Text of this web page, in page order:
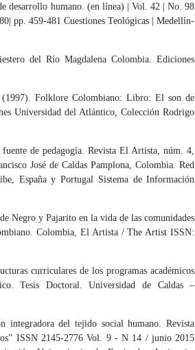
desarrollo humano. (en línea) | Vol. 42 | No. 98
pp. 459-481 Cuestiones Teológicas | Medellín-
del Río Magdalena Colombia. Ediciones
Folklore Colombiano: Libro: El son de
Universidad del Atlántico, Colección Rodrigo
de pedagogía. Revista El Artista, núm. 4,
José de Caldas Pamplona, Colombia. Red
España y Portugal Sistema de Información
Negro y Pajarito en la vida de las comunidades
Colombia, El Artista / The Artist ISSN:
curriculares de los programas académicos
Tesis Doctoral. Universidad de Caldas –
integradora del tejido social humano. Revista
ISSN 2145-2776 Vol. 9 - N 14 / junio 2015